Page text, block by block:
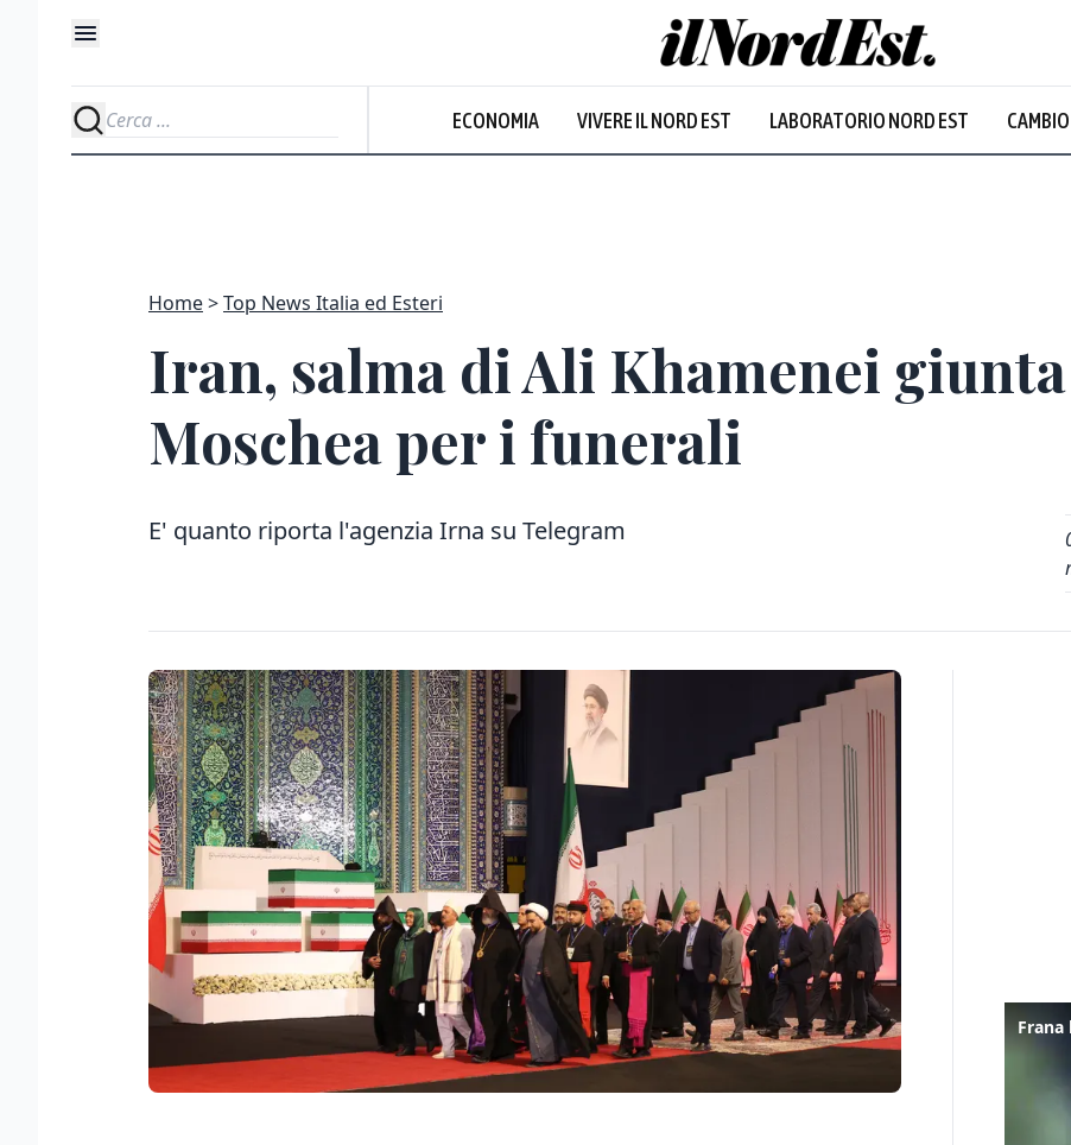
ECONOMIA VIVERE IL NORD EST LABORATORIO NORD EST
Home Top News Italia ed Esteri
Iran, salma di Ali Khamenei
Moschea per i funerali
E' quanto riporta l'agenzia Irna su Telegram